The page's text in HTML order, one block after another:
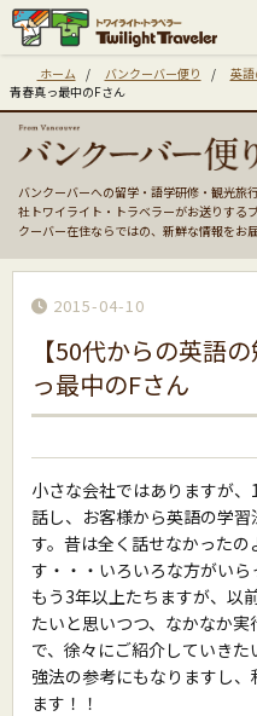
ホーム / バンクーバー便り / 英
青春真っ最中のFさん
バンクーバーへの留学・語学研修・観光旅
社トワイライト・トラベラーがお送りする
クーバー在住ならではの、新鮮な情報をお
2015-04-10
【50代からの英語
っ最中のFさん
小さな会社ではありますが
話し、お客様から英語の学
す。昔は全く話せなかった
す・・・いろいろな方がいら
もう3年以上たちますが、以
たいと思いつつ、なかなか
で、徐々にご紹介していき
強法の参考にもなりますし
ます！！